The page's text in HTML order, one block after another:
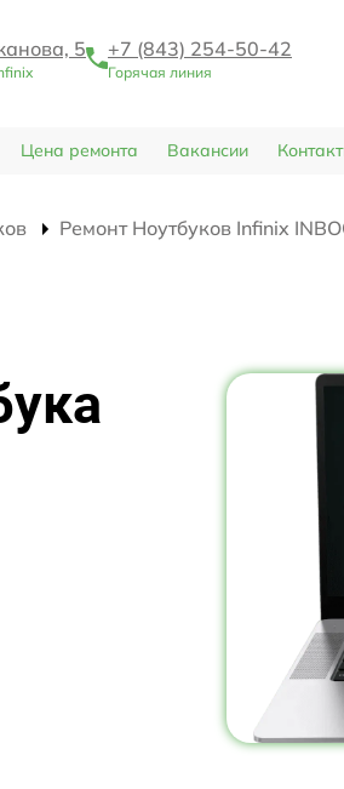
5 +7 (843) 254-50-42
Горячая линия
Цена ремонта Вакансии
Ремонт Ноутбуков Infinix